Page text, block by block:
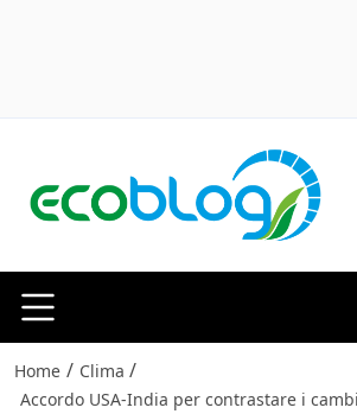
Home / Clima /
Accordo USA-India per contrastare i